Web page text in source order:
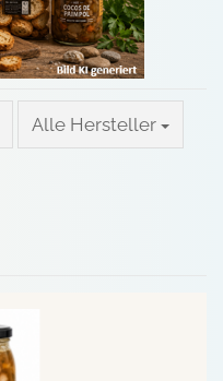
Alle Hersteller